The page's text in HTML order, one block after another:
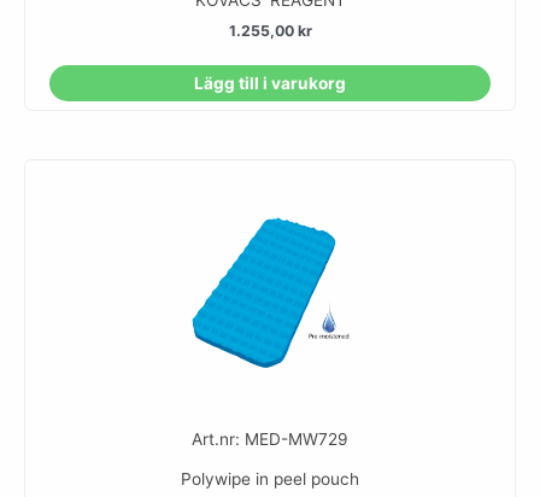
1.255,00 kr
Lägg till i varukorg
Art.nr: MED-MW729
Polywipe in peel pouch